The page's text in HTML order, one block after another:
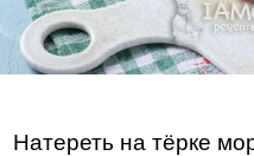
Натереть на тёрке